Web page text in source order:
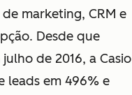
marketing, CRM e
Desde que
de 2016, a Casio
leads em 496% e